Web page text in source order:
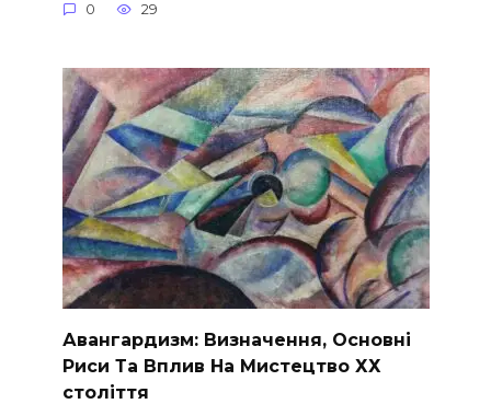
0 29
Авангардизм: Визначення, Основні
Риси Та Вплив На Мистецтво ХХ
століття